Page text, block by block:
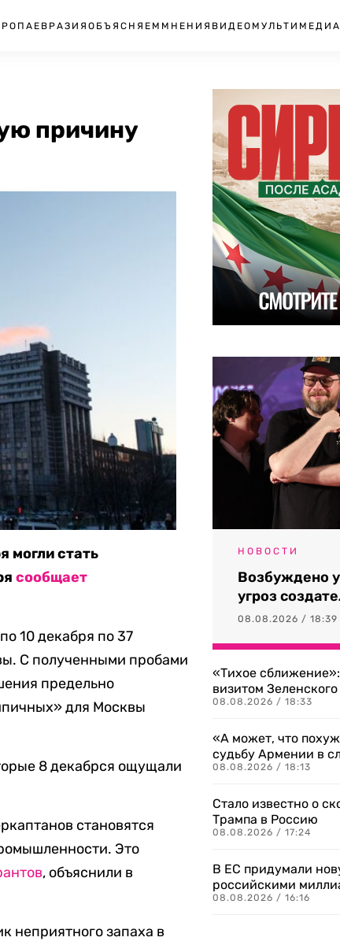
ЕВРАЗИЯ ОБЪЯСНЯЕМ МНЕНИЯ ВИДЕО МУЛЬТИМЕДИА
причину
могли стать
сообщает
10 декабря по 37
С полученными пробами
предельно
для Москвы
8 декабрся ощущали
становятся
Это
, объяснили в
неприятного запаха в
НОВОСТИ
Возбуждено
угроз
08.08.2026 / 18:39
«Тихое
визитом
08.08.2026 / 18:33
«А может, что
судьбу Армении в
08.08.2026 / 18:13
Стало известно о
Трампа в Россию
08.08.2026 / 17:24
В ЕС придумали
российскими
08.08.2026 / 16:16